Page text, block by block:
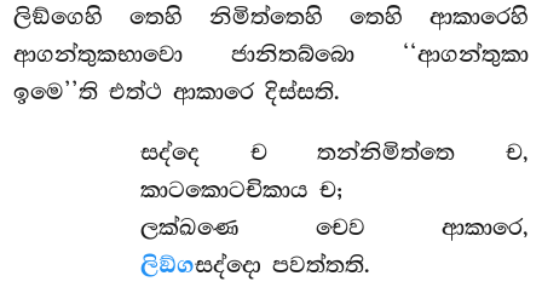
ලිඞ්ගෙහි තෙහි නිමිත්තෙහි තෙහි ආකාරෙහි
ආගන්තුකභාවො ජානිතබ්බො ‘‘ආගන්තුකා
ඉමෙ’’ති එත්ථ ආකාරෙ දිස්සති.
සද්දෙ ච තන්නිමිත්තෙ ච,
කාටකොටචිකාය ච;
ලක්ඛණෙ චෙව ආකාරෙ,
ලිඞ්ගසද්දො පවත්තති.